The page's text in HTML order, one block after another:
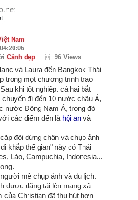
Nam
Cảnh đẹp 96 Views
và Laura đến Bangkok Thái
trong một chương trình trao
khi tốt nghiệp, cả hai bắt
chuyến đi đến 10 nước châu Á,
nước Đông Nam Á, trong đó
các điểm đến là hội an và
đôi dừng chân và chụp ảnh
khắp thế gian" này có Thái
Lào, Campuchia, Indonesia...
mê chụp ảnh và du lịch.
được đăng tải lên mạng xã
của Christian đã thu hút hơn